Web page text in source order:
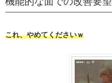
これ、やめてくださいｗ